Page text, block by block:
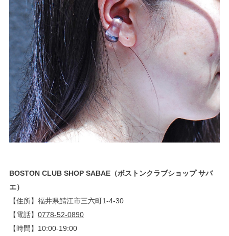
BOSTON CLUB SHOP SABAE（ボストンクラブショップ サバ
エ）
【住所】福井県鯖江市三六町1-4-30
【電話】 0778-52-0890
【時間】10:00-19:00